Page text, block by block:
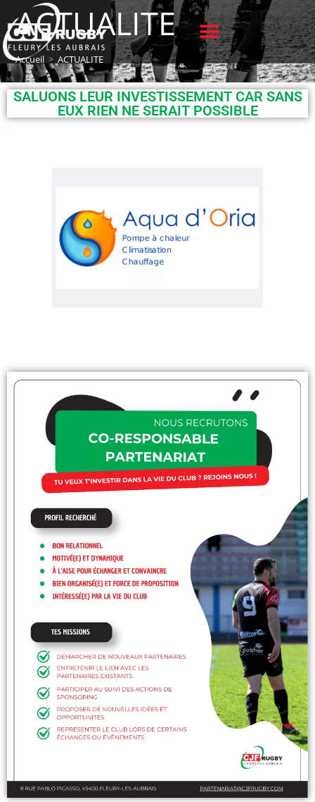
ACTUALITE
Accueil > ACTUALITE
SALUONS LEUR INVESTISSEMENT CAR SANS
EUX RIEN NE SERAIT POSSIBLE